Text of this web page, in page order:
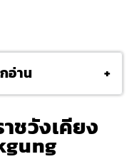
อ่าน +
ชวังเคียง